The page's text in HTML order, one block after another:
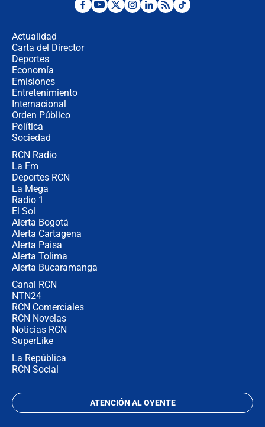
Estratega de Abelardo de la Espriella
Actualidad
Carta del Director
Deportes
Economía
Emisiones
Entretenimiento
Internacional
Orden Público
Política
Sociedad
RCN Radio
La Fm
Deportes RCN
La Mega
Radio 1
El Sol
Alerta Bogotá
Alerta Cartagena
Alerta Paisa
Alerta Tolima
Alerta Bucaramanga
Canal RCN
NTN24
RCN Comerciales
RCN Novelas
Noticias RCN
SuperLike
La República
RCN Social
ATENCIÓN AL OYENTE